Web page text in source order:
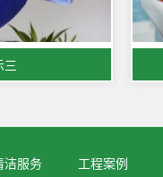
三
洁服务 工程案例